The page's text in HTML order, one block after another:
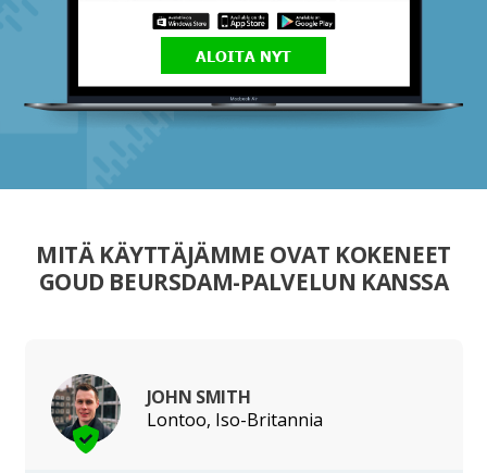
ALOITA NYT
MITÄ KÄYTTÄJÄMME OVAT KOKENEET
GOUD BEURSDAM-PALVELUN KANSSA
JOHN SMITH
Lontoo, Iso-Britannia